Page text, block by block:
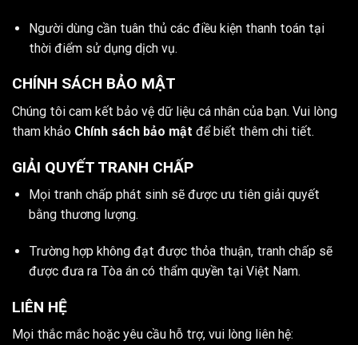
Người dùng cần tuân thủ các điều kiện thanh toán tại
thời điểm sử dụng dịch vụ.
CHÍNH SÁCH BẢO MẬT
Chúng tôi cam kết bảo vệ dữ liệu cá nhân của bạn. Vui lòng
tham khảo Chính sách bảo mật để biết thêm chi tiết.
GIẢI QUYẾT TRANH CHẤP
Mọi tranh chấp phát sinh sẽ được ưu tiên giải quyết
bằng thương lượng.
Trường hợp không đạt được thỏa thuận, tranh chấp sẽ
được đưa ra Tòa án có thẩm quyền tại Việt Nam.
LIÊN HỆ
Mọi thắc mắc hoặc yêu cầu hỗ trợ, vui lòng liên hệ: